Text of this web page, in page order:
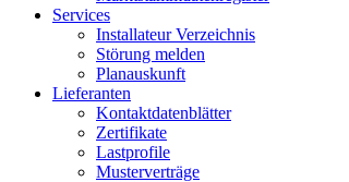
Services
Installateur Verzeichnis
Störung melden
Planauskunft
Lieferanten
Kontaktdatenblätter
Zertifikate
Lastprofile
Musterverträge